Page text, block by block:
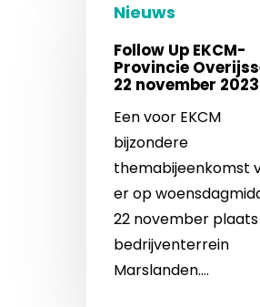
Nieuws
Follow Up EKCM-
Provincie
22 november 2023
Een voor EKCM
bijzondere
themabijeenkomst
er op
22 november
bedrijventerrein
Marslanden.…